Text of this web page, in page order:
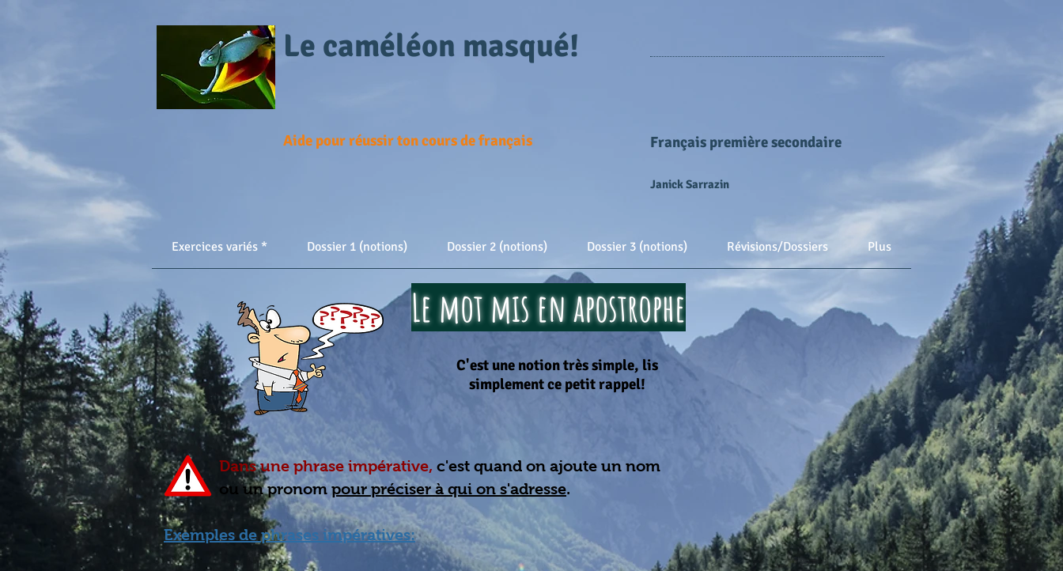
Le caméléon masqué!
Aide pour réussir ton cours de français Français première secondaire
Janick Sarrazin
Exercices variés * Dossier 1 (notions) Dossier 2 (notions) Dossier 3 (notions) Révisions/Dossiers Plus
Le mot mis en apostrophe
C'est une notion très simple, lis
simplement ce petit rappel!
Dans une phrase impérative, c'est quand on ajoute un nom
ou un pronom pour préciser à qui on s'adresse.
Exemples de phrases impératives: